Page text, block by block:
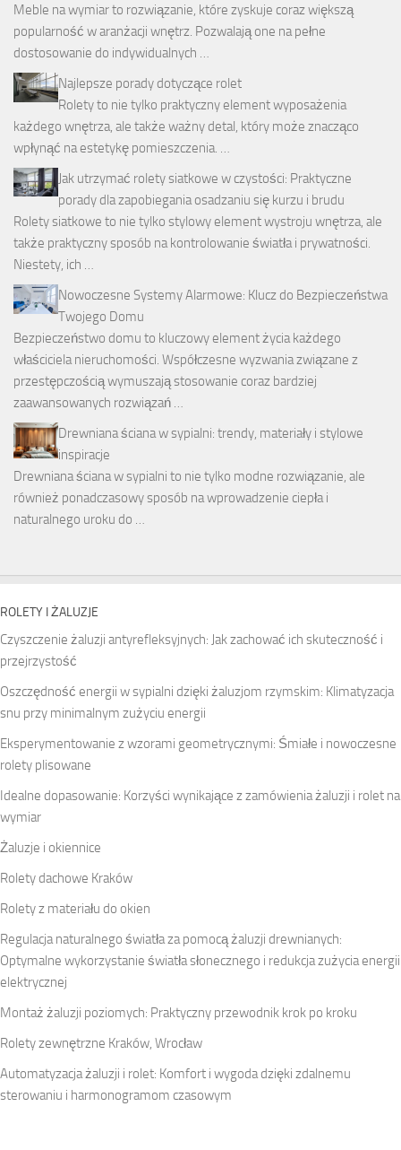
Meble na wymiar to rozwiązanie, które zyskuje coraz większą
popularność w aranżacji wnętrz. Pozwalają one na pełne
dostosowanie do indywidualnych …
Najlepsze porady dotyczące rolet
Rolety to nie tylko praktyczny element wyposażenia
każdego wnętrza, ale także ważny detal, który może znacząco
wpłynąć na estetykę pomieszczenia. …
Jak utrzymać rolety siatkowe w czystości: Praktyczne
porady dla zapobiegania osadzaniu się kurzu i brudu
Rolety siatkowe to nie tylko stylowy element wystroju wnętrza, ale
także praktyczny sposób na kontrolowanie światła i prywatności.
Niestety, ich …
Nowoczesne Systemy Alarmowe: Klucz do Bezpieczeństwa
Twojego Domu
Bezpieczeństwo domu to kluczowy element życia każdego
właściciela nieruchomości. Współczesne wyzwania związane z
przestępczością wymuszają stosowanie coraz bardziej
zaawansowanych rozwiązań …
Drewniana ściana w sypialni: trendy, materiały i stylowe
inspiracje
Drewniana ściana w sypialni to nie tylko modne rozwiązanie, ale
również ponadczasowy sposób na wprowadzenie ciepła i
naturalnego uroku do …
ROLETY I ŻALUZJE
Czyszczenie żaluzji antyrefleksyjnych: Jak zachować ich skuteczność i
przejrzystość
Oszczędność energii w sypialni dzięki żaluzjom rzymskim: Klimatyzacja
snu przy minimalnym zużyciu energii
Eksperymentowanie z wzorami geometrycznymi: Śmiałe i nowoczesne
rolety plisowane
Idealne dopasowanie: Korzyści wynikające z zamówienia żaluzji i rolet na
wymiar
Żaluzje i okiennice
Rolety dachowe Kraków
Rolety z materiału do okien
Regulacja naturalnego światła za pomocą żaluzji drewnianych:
Optymalne wykorzystanie światła słonecznego i redukcja zużycia energii
elektrycznej
Montaż żaluzji poziomych: Praktyczny przewodnik krok po kroku
Rolety zewnętrzne Kraków, Wrocław
Automatyzacja żaluzji i rolet: Komfort i wygoda dzięki zdalnemu
sterowaniu i harmonogramom czasowym